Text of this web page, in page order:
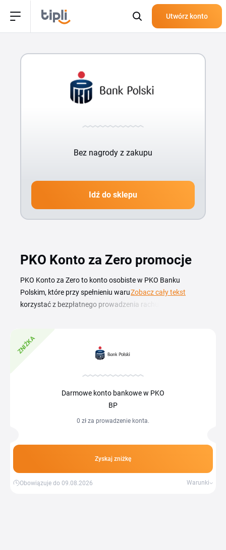
Utwórz konto
Bez nagrody z zakupu
Idź do sklepu
PKO Konto za Zero promocje
PKO Konto za Zero to konto osobiste w PKO Banku
Polskim, które przy spełnieniu warunków pozwala
korzystać z bezpłatnego prowadzenia rachunku. Aktualna
zwiększają opłacalność otwarcia rachunku. Pełny przegląd
warunków bonusu znajdziesz w tym zestawieniu. Konto za
dostępem do bankowości mobilnej IKO oraz sieci
bankomatów PKO. Zniżka i rabat dla nowych klientów
dodatkowo zwiększają opłacalność tego wyboru, a
przeglądzie na tej stronie. Skorzystaj z bieżącej okazji i
Zobacz cały tekst
ZNIŻKA
Darmowe konto bankowe w PKO
BP
0 zł za prowadzenie konta.
Zyskaj zniżkę
Obowiązuje do 09.08.2026 Warunki